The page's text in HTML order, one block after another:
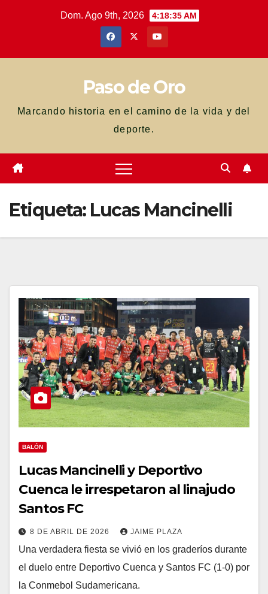
Dom. Ago 9th, 2026 4:18:36 AM
Paso de Oro
Marcando historia en el camino de la vida y del
deporte.
Etiqueta: Lucas Mancinelli
BALÓN
Lucas Mancinelli y Deportivo
Cuenca le irrespetaron al linajudo
Santos FC
8 DE ABRIL DE 2026 JAIME PLAZA
Una verdadera fiesta se vivió en los graderíos durante
el duelo entre Deportivo Cuenca y Santos FC (1-0) por
la Conmebol Sudamericana.